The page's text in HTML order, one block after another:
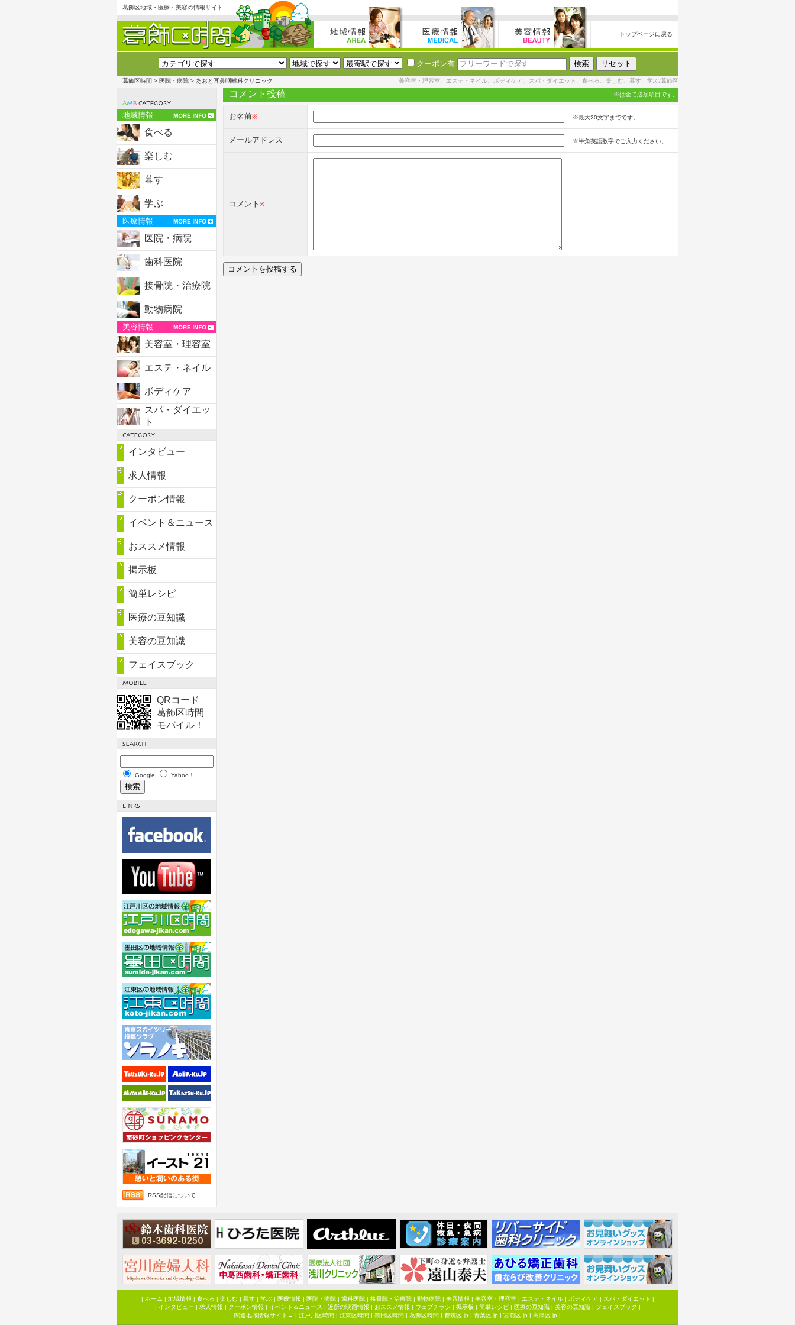
葛飾区地域・医療・美容の情報サイト
トップページに戻る
クーポン有
葛飾区時間 > 医院・病院 > あおと耳鼻咽喉科クリニック 美容室・理容室、エステ・ネイル、ボディケア、スパ・ダイエット、食べる、楽しむ、暮す、学ぶ/葛飾区
地域情報
食べる
楽しむ
暮す
学ぶ
医療情報
医院・病院
歯科医院
接骨院・治療院
動物病院
美容情報
美容室・理容室
エステ・ネイル
ボディケア
スパ・ダイエッ
ト
インタビュー
求人情報
クーポン情報
イベント＆ニュース
おススメ情報
掲示板
簡単レシピ
医療の豆知識
美容の豆知識
フェイスブック
QRコード
葛飾区時間
モバイル！
Google Yahoo！
RSS配信について
コメント投稿 ※は全て必須項目です。
お名前※ ※最大20文字までです。
メールアドレス ※半角英語数字でご入力ください。
コメント ※
| ホーム | 地域情報 | 食べる | 楽しむ| 暮す| 学ぶ| 医療情報 | 医院・病院| 歯科医院| 接骨院・治療院| 動物病院| 美容情報 | 美容室・理容室| エステ・ネイル| ボディケア | スパ・ダイエット |
| インタビュー | 求人情報 | クーポン情報 | イベント＆ニュース | 近所の映画情報 | おススメ情報 | ウェブチラシ | 掲示板 | 簡単レシピ| 医療の豆知識| 美容の豆知識| フェイスブック |
関連地域情報サイト→ | 江戸川区時間 | 江東区時間 | 墨田区時間 | 葛飾区時間 | 都筑区.jp | 青葉区.jp | 宮前区.jp | 高津区.jp |